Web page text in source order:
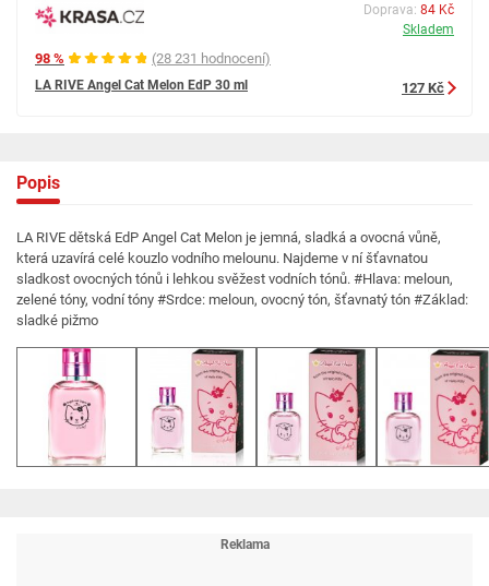
98 % (28 231 hodnocení)
LA RIVE Angel Cat Melon EdP 30 ml
Doprava: 84 Kč
Skladem
127 Kč
Popis
LA RIVE dětská EdP Angel Cat Melon je jemná, sladká a ovocná vůně,
která uzavírá celé kouzlo vodního melounu. Najdeme v ní šťavnatou
sladkost ovocných tónů i lehkou svěžest vodních tónů. #Hlava: meloun,
zelené tóny, vodní tóny #Srdce: meloun, ovocný tón, šťavnatý tón #Základ:
sladké pižmo